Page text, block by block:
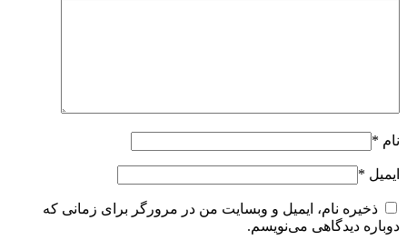
نام *
ایمیل *
ذخیره نام، ایمیل و وبسایت من در مرورگر برای زمانی که
دوباره دیدگاهی می‌نویسم.